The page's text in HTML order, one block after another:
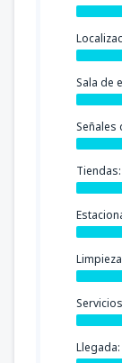
Sala de
Señales
Tiendas:
Llegada: